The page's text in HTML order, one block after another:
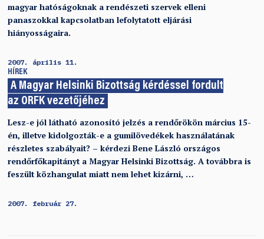
magyar hatóságoknak a rendészeti szervek elleni
panaszokkal kapcsolatban lefolytatott eljárási
hiányosságaira.
2007. április 11.
HÍREK
A Magyar Helsinki Bizottság kérdéssel fordult
az ORFK vezetőjéhez
Lesz-e jól látható azonosító jelzés a rendőrökön március 15-
én, illetve kidolgozták-e a gumilövedékek használatának
részletes szabályait? – kérdezi Bene László országos
rendőrfőkapitányt a Magyar Helsinki Bizottság. A továbbra is
feszült közhangulat miatt nem lehet kizárni, …
2007. február 27.